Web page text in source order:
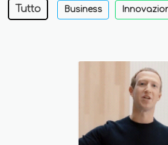
Tutto Business